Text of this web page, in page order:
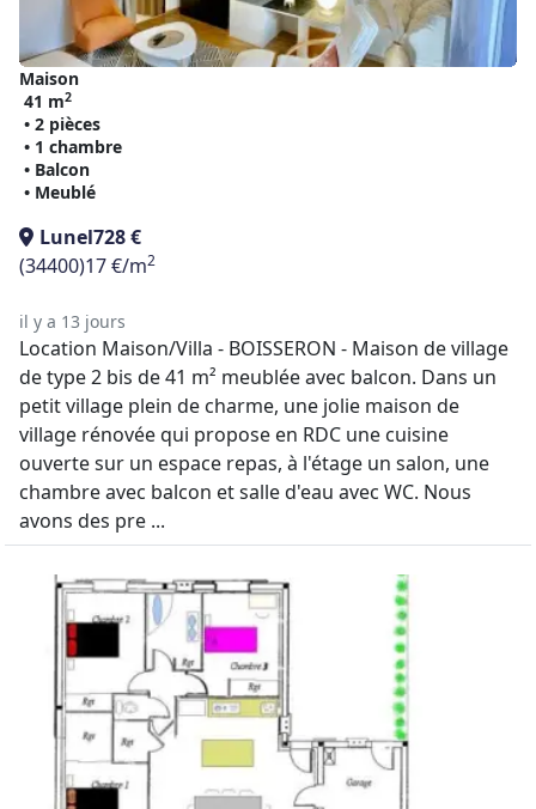
Maison
41 m2
• 2 pièces
• 1 chambre
• Balcon
• Meublé
Lunel728 €
(34400)17 €/m2
il y a 13 jours
Location Maison/Villa - BOISSERON - Maison de village
de type 2 bis de 41 m² meublée avec balcon. Dans un
petit village plein de charme, une jolie maison de
village rénovée qui propose en RDC une cuisine
ouverte sur un espace repas, à l'étage un salon, une
chambre avec balcon et salle d'eau avec WC. Nous
avons des pre ...